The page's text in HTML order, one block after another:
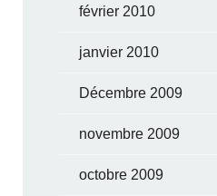
février 2010
janvier 2010
Décembre 2009
novembre 2009
octobre 2009